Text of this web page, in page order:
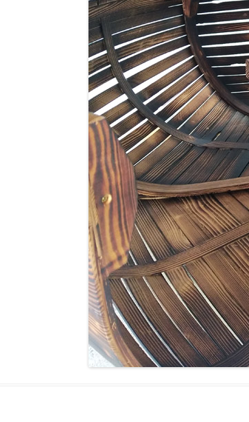
COCOON#1 : DODECAHEDRON
MUE
COQUILLE
ICARE2.2
ICARE 2.0
SARU NO O
ARACHNÉE
VPOM
VPGM
SANS TITRE
FLYING DEVICE
WOODEN RAFT
SOBEK